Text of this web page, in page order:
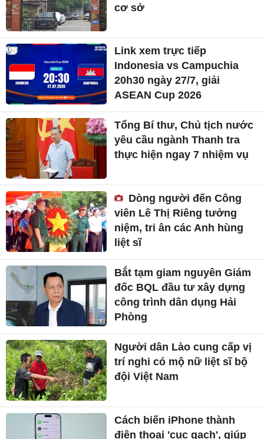
cơ sở
Link xem trực tiếp
Indonesia vs Campuchia
20h30 ngày 27/7, giải
ASEAN Cup 2026
Tổng Bí thư, Chủ tịch nước
yêu cầu ngành Thanh tra
thực hiện ngay 7 nhiệm vụ
Dòng người đến Công
viên Lê Thị Riêng tưởng
niệm, tri ân các Anh hùng
liệt sĩ
Bắt tạm giam nguyên Giám
đốc BQL đầu tư xây dựng
công trình dân dụng Hải
Phòng
Người dân Lào cung cấp vị
trí nghi có mộ nữ liệt sĩ bộ
đội Việt Nam
Cách biến iPhone thành
điện thoại 'cục gạch', giúp